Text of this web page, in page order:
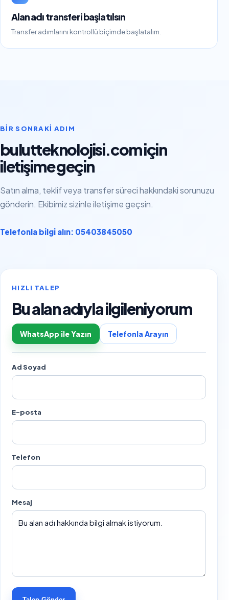
Alan adı transferi başlatılsın
Transfer adımlarını kontrollü biçimde başlatalım.
BIR SONRAKI ADIM
bulutteknolojisi.com için
iletişime geçin
Satın alma, teklif veya transfer süreci hakkındaki sorunuzu
gönderin. Ekibimiz sizinle iletişime geçsin.
Telefonla bilgi alın: 05403845050
HIZLI TALEP
Bu alan adıyla ilgileniyorum
WhatsApp ile Yazın Telefonla Arayın
Ad Soyad
E-posta
Telefon
Mesaj